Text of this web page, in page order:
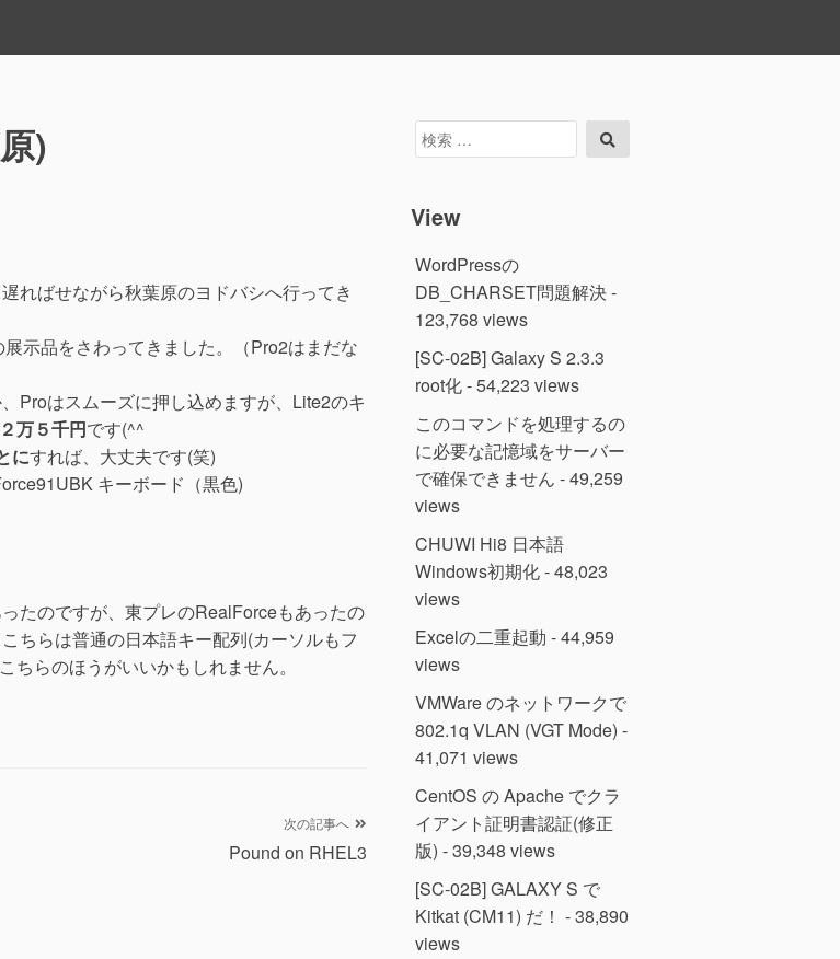
)
ればせながら秋葉原のヨドバシへ行ってき
示品をさわってきました。（Pro2はまだな
Proはスムーズに押し込めますが、Lite2のキ
２万５千円です(^^
にすれば、大丈夫です(笑)
キーボード（黒色)
たのですが、東プレのRealForceもあったの
ちらは普通の日本語キー配列(カーソルもフ
ちらのほうがいいかもしれません。
次の記事へ
Pound on RHEL3
検
索
索
View
WordPressの
DB_CHARSET問題解決-
123,768 views
[SC-02B] Galaxy S 2.3.3
root化- 54,223 views
このコマンドを処理するの
に必要な記憶域をサーバー
で確保できません - 49,259
views
CHUWI Hi8 日本語
Windows初期化- 48,023
views
Excelの二重起動 - 44,959
views
VMWare のネットワークで
802.1q VLAN (VGT Mode) -
41,071 views
CentOS の Apache でクラ
イアント証明書認証(修正
版) - 39,348 views
[SC-02B] GALAXY S で
Kitkat (CM11) だ！ - 38,890
views